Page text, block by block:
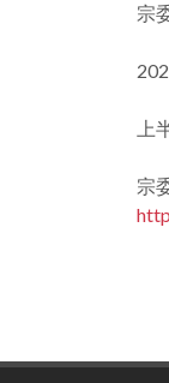
宗
上
宗